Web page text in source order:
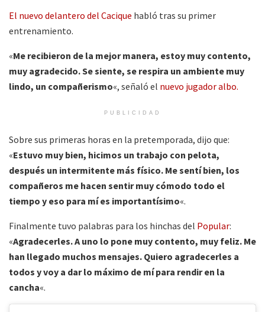
El nuevo delantero del Cacique habló tras su primer
entrenamiento.
«Me recibieron de la mejor manera, estoy muy contento,
muy agradecido. Se siente, se respira un ambiente muy
lindo, un compañerismo«, señaló el nuevo jugador albo.
PUBLICIDAD
Sobre sus primeras horas en la pretemporada, dijo que:
«Estuvo muy bien, hicimos un trabajo con pelota,
después un intermitente más físico. Me sentí bien, los
compañeros me hacen sentir muy cómodo todo el
tiempo y eso para mí es importantísimo«.
Finalmente tuvo palabras para los hinchas del Popular:
«Agradecerles. A uno lo pone muy contento, muy feliz. Me
han llegado muchos mensajes. Quiero agradecerles a
todos y voy a dar lo máximo de mí para rendir en la
cancha«.